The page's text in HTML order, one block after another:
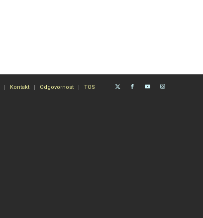
Kontakt Odgovornost TOS